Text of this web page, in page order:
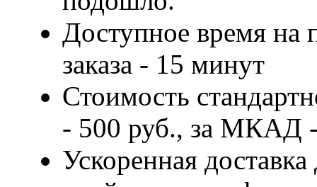
Доступное время на
заказа - 15 минут
Стоимость
- 500 руб., за МКАД
Ускоренная